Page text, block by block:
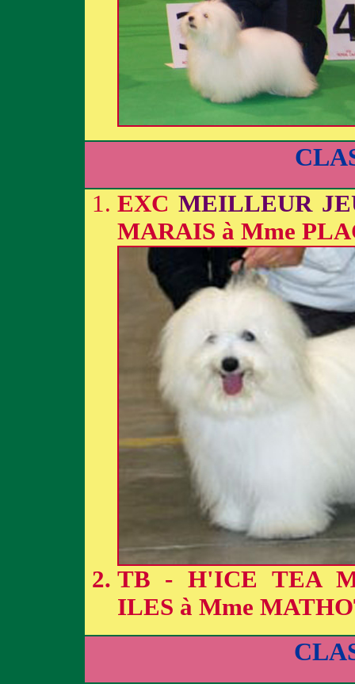
EXC MEILLEUR
MARAIS à Mme
TB - H'ICE TEA
ILES à Mme